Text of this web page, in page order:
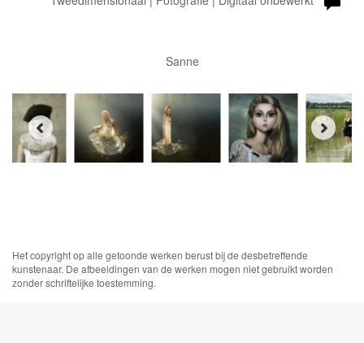
Sanne
Het copyright op alle getoonde werken berust bij de desbetreffende
kunstenaar. De afbeeldingen van de werken mogen niet gebruikt worden
zonder schriftelijke toestemming.